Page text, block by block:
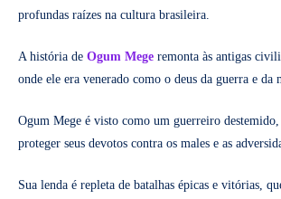
profundas raízes na cultura brasileira.
A história de Ogum Mege remonta às antigas
onde ele era venerado como o deus da guerra e da
Ogum Mege é visto como um guerreiro
proteger seus devotos contra os males e as
Sua lenda é repleta de batalhas épicas e vitórias,